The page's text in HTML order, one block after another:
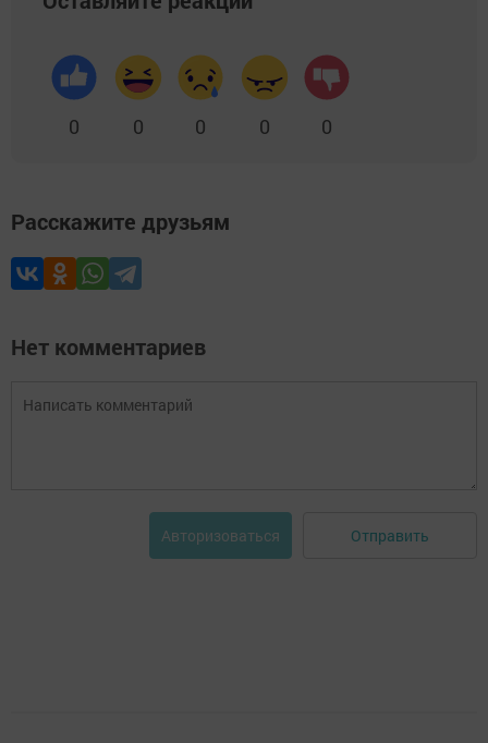
0 0 0 0 0
Расскажите друзьям
Нет комментариев
Авторизоваться Отправить